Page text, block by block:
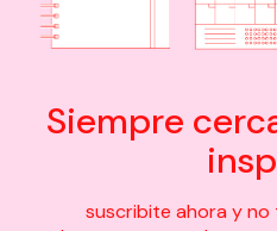
Siempre
suscribite ahora y